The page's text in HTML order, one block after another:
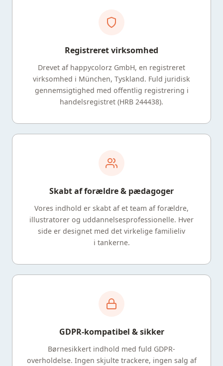
Registreret virksomhed
Drevet af happycolorz GmbH, en registreret
virksomhed i München, Tyskland. Fuld juridisk
gennemsigtighed med offentlig registrering i
handelsregistret (HRB 244438).
Skabt af forældre & pædagoger
Vores indhold er skabt af et team af forældre,
illustratorer og uddannelsesprofessionelle. Hver
side er designet med det virkelige familieliv
i tankerne.
GDPR-kompatibel & sikker
Børnesikkert indhold med fuld GDPR-
overholdelse. Ingen skjulte trackere, ingen salg af